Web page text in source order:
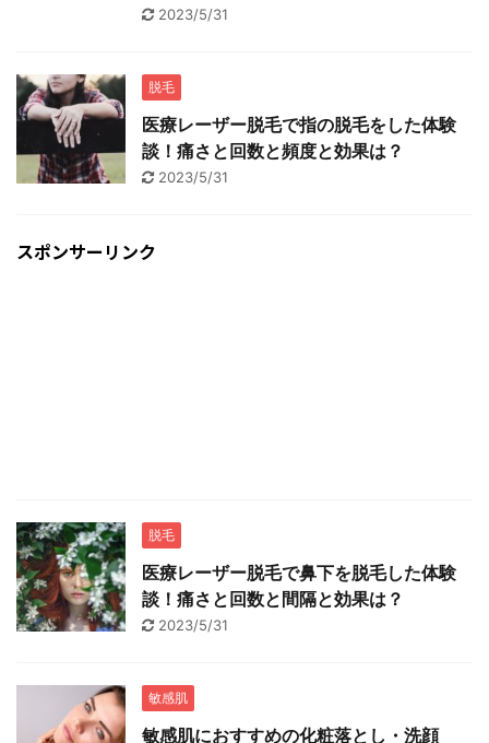
2023/5/31
脱毛
医療レーザー脱毛で指の脱毛をした体験
談！痛さと回数と頻度と効果は？
2023/5/31
スポンサーリンク
脱毛
医療レーザー脱毛で鼻下を脱毛した体験
談！痛さと回数と間隔と効果は？
2023/5/31
敏感肌
敏感肌におすすめの化粧落とし・洗顔